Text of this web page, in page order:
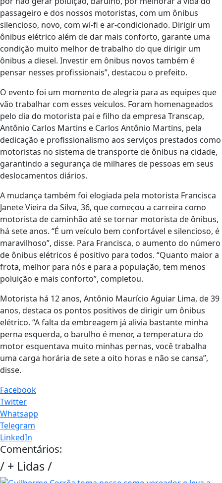
passageiro e dos nossos motoristas, com um ônibus
silencioso, novo, com wi-fi e ar-condicionado. Dirigir um
ônibus elétrico além de dar mais conforto, garante uma
condição muito melhor de trabalho do que dirigir um
ônibus a diesel. Investir em ônibus novos também é
pensar nesses profissionais”, destacou o prefeito.
O evento foi um momento de alegria para as equipes que
vão trabalhar com esses veículos. Foram homenageados
pelo dia do motorista pai e filho da empresa Transcap,
Antônio Carlos Martins e Carlos Antônio Martins, pela
dedicação e profissionalismo aos serviços prestados como
motoristas no sistema de transporte de ônibus na cidade,
garantindo a segurança de milhares de pessoas em seus
deslocamentos diários.
A mudança também foi elogiada pela motorista Francisca
Janete Vieira da Silva, 36, que começou a carreira como
motorista de caminhão até se tornar motorista de ônibus,
há sete anos. “É um veículo bem confortável e silencioso, é
maravilhoso”, disse. Para Francisca, o aumento do número
de ônibus elétricos é positivo para todos. “Quanto maior a
frota, melhor para nós e para a população, tem menos
poluição e mais conforto”, completou.
Motorista há 12 anos, Antônio Maurício Aguiar Lima, de 39
anos, destaca os pontos positivos de dirigir um ônibus
elétrico. “A falta da embreagem já alivia bastante minha
perna esquerda, o barulho é menor, a temperatura do
motor esquentava muito minhas pernas, você trabalha
uma carga horária de sete a oito horas e não se cansa”,
disse.
Facebook
Twitter
Whatsapp
Telegram
LinkedIn
Comentários:
/ + Lidas/